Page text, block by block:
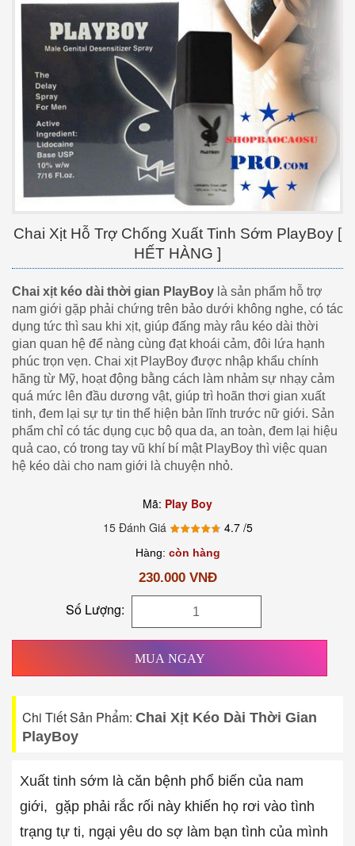
Chai Xịt Hỗ Trợ Chống Xuất Tinh Sớm PlayBoy [
HẾT HÀNG ]
Chai xịt kéo dài thời gian PlayBoy là sản phẩm hỗ trợ
nam giới gặp phải chứng trên bảo dưới không nghe, có tác
dụng tức thì sau khi xịt, giúp đấng mày râu kéo dài thời
gian quan hệ để nàng cùng đạt khoái cảm, đôi lứa hạnh
phúc trọn vẹn. Chai xịt PlayBoy được nhập khẩu chính
hãng từ Mỹ, hoạt động bằng cách làm nhảm sự nhạy cảm
quá mức lên đầu dương vật, giúp trì hoãn thơi gian xuất
tinh, đem lại sự tự tin thể hiện bản lĩnh trước nữ giới. Sản
phẩm chỉ có tác dụng cục bộ qua da, an toàn, đem lại hiệu
quả cao, có trong tay vũ khí bí mật PlayBoy thì việc quan
hệ kéo dài cho nam giới là chuyện nhỏ.
Mã: Play Boy
15 Đánh Giá
4.7 /5
Hàng: còn hàng
230.000 VNĐ
Số Lượng:
MUA NGAY
Chi Tiết Sản Phẩm: Chai Xịt Kéo Dài Thời Gian
PlayBoy
Xuất tinh sớm là căn bệnh phổ biến của nam
giới, gặp phải rắc rối này khiến họ rơi vào tình
trạng tự ti, ngại yêu do sợ làm bạn tình của mình